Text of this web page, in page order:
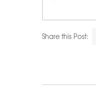
Share this Post: